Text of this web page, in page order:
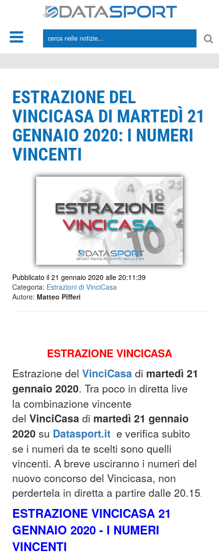
ESTRAZIONE DEL
VINCICASA DI MARTEDÌ 21
GENNAIO 2020: I NUMERI
VINCENTI
Pubblicato il 21 gennaio 2020 alle 20:11:39
Categoria: Estrazioni di VinciCasa
Autore: Matteo Pifferi
ESTRAZIONE VINCICASA
Estrazione del VinciCasa di martedì 21
gennaio 2020. Tra poco in diretta live
la combinazione vincente
del VinciCasa di martedì 21 gennaio
2020 su Datasport.it e verifica subito
se i numeri da te scelti sono quelli
vincenti. A breve usciranno i numeri del
nuovo concorso del Vincicasa, non
perdertela in diretta a partire dalle 20.15.
ESTRAZIONE VINCICASA 21
GENNAIO 2020 - I NUMERI
VINCENTI